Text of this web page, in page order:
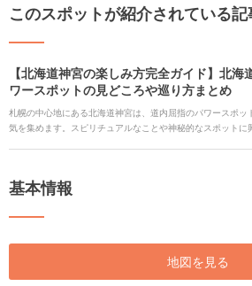
このスポットが紹介されている記
【北海道神宮の楽しみ方完全ガイド】北海
ワースポットの見どころや巡り方まとめ
札幌の中心地にある北海道神宮は、道内屈指のパワースポッ
気を集めます。スピリチュアルなことや神秘的なスポットに
ど、楽しみ方を徹底解説していきます。
基本情報
地図を見る